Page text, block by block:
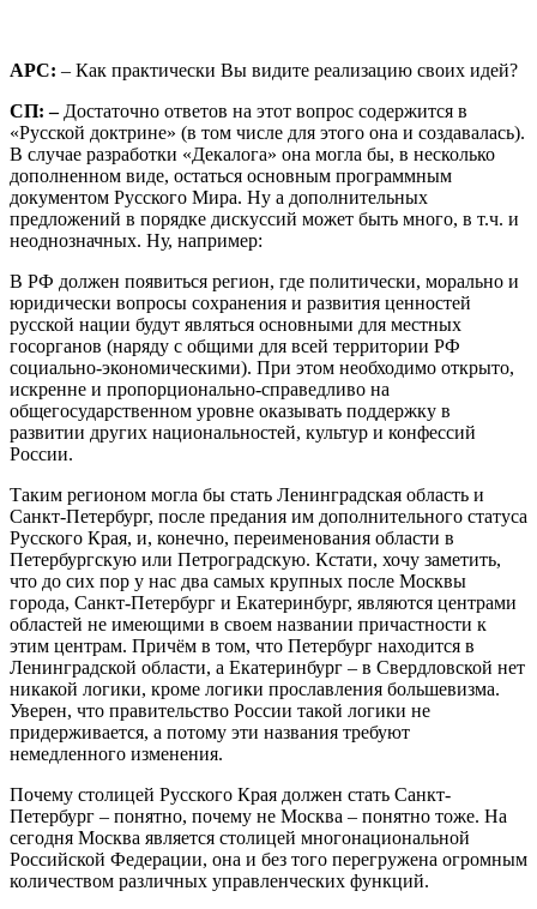
АРС: – Как практически Вы видите реализацию своих идей?
СП: –Достаточно ответов на этот вопрос содержится в
«Русской доктрине» (в том числе для этого она и создавалась).
В случае разработки «Декалога» она могла бы, в несколько
дополненном виде, остаться основным программным
документом Русского Мира. Ну а дополнительных
предложений в порядке дискуссий может быть много, в т.ч. и
неоднозначных. Ну, например:
В РФ должен появиться регион, где политически, морально и
юридически вопросы сохранения и развития ценностей
русской нации будут являться основными для местных
госорганов (наряду с общими для всей территории РФ
социально-экономическими). При этом необходимо открыто,
искренне и пропорционально-справедливо на
общегосударственном уровне оказывать поддержку в
развитии других национальностей, культур и конфессий
России.
Таким регионом могла бы стать Ленинградская область и
Санкт-Петербург, после предания им дополнительного статуса
Русского Края, и, конечно, переименования области в
Петербургскую или Петроградскую. Кстати, хочу заметить,
что до сих пор у нас два самых крупных после Москвы
города, Санкт-Петербург и Екатеринбург, являются центрами
областей не имеющими в своем названии причастности к
этим центрам. Причём в том, что Петербург находится в
Ленинградской области, а Екатеринбург – в Свердловской нет
никакой логики, кроме логики прославления большевизма.
Уверен, что правительство России такой логики не
придерживается, а потому эти названия требуют
немедленного изменения.
Почему столицей Русского Края должен стать Санкт-
Петербург – понятно, почему не Москва – понятно тоже. На
сегодня Москва является столицей многонациональной
Российской Федерации, она и без того перегружена огромным
количеством различных управленческих функций.